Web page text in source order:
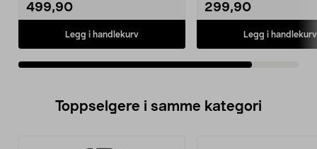
499,90
Legg i handlekurv
299,90
Legg i handlekurv
Toppselgere i samme kategori